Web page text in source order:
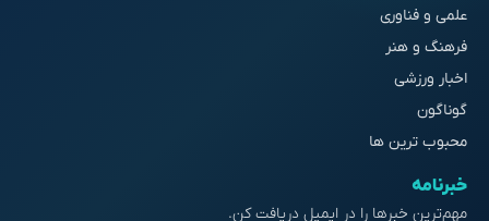
علمی و فناوری
فرهنگ و هنر
اخبار ورزشی
گوناگون
محبوب ترین ها
خبرنامه
مهم‌ترین خبرها را در ایمیل دریافت کن.